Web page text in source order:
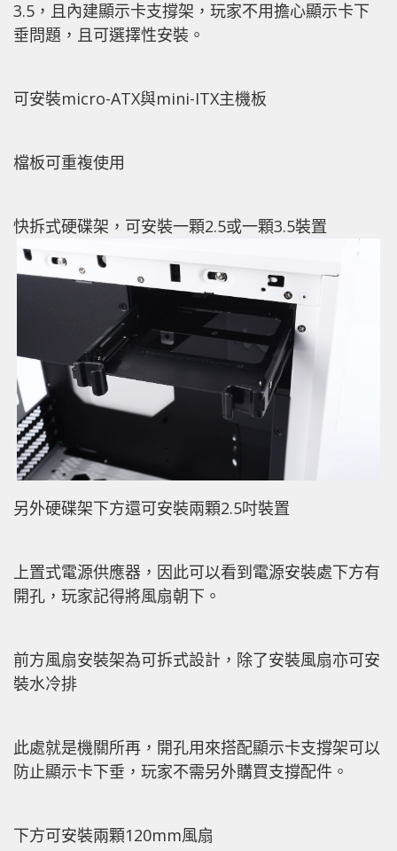
3.5，且內建顯示卡支撐架，玩家不用擔心顯示卡下
垂問題，且可選擇性安裝。
可安裝micro-ATX與mini-ITX主機板
檔板可重複使用
快拆式硬碟架，可安裝一顆2.5或一顆3.5裝置
另外硬碟架下方還可安裝兩顆2.5吋裝置
上置式電源供應器，因此可以看到電源安裝處下方有
開孔，玩家記得將風扇朝下。
前方風扇安裝架為可拆式設計，除了安裝風扇亦可安
裝水冷排
此處就是機關所再，開孔用來搭配顯示卡支撐架可以
防止顯示卡下垂，玩家不需另外購買支撐配件。
下方可安裝兩顆120mm風扇